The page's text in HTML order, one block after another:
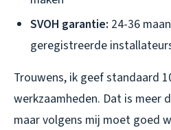
SVOH garantie: 24-36
geregistreerde
Trouwens, ik geef standaard
werkzaamheden. Dat is meer
maar volgens mij moet goed